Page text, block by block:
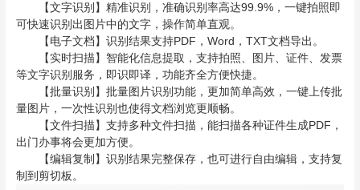
【文字识别】精准识别，准确识别率高达99.9%，一键拍照即
可快速识别出图片中的文字，操作简单直观。
【电子文档】识别结果支持PDF，Word，TXT文档导出。
【实时扫描】智能化信息提取，支持拍照、图片、证件、发票
等文字识别服务，即识即译，功能齐全方便快捷。
【批量识别】批量图片识别功能，更加简单高效，一键上传批
量图片，一次性识别也使得文档浏览更顺畅。
【文件扫描】支持多种文件扫描，能扫描各种证件生成PDF，
出门办事将会更加方便。
【编辑复制】识别结果完整保存，也可进行自由编辑，支持复
制到剪切板。